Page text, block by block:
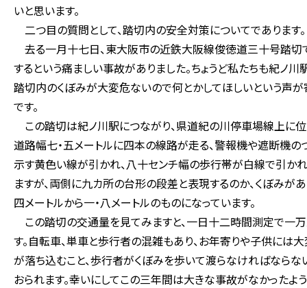
いと思います。
二つ目の質問として、踏切内の安全対策についてであります。
去る一月十七日、東大阪市の近鉄大阪線俊徳道三十号踏切
するという痛ましい事故がありました。ちょうど私たちも紀ノ
踏切内のくぼみが大変危ないので何とかしてほしいという声
です。
この踏切は紀ノ川駅につながり、県道紀の川停車場線上に
道路幅七・五メートルに四本の線路が走る、警報機や遮断機
示す黄色い線が引かれ、八十センチ幅の歩行帯が白線で引か
ますが、両側に九カ所の台形の段差と表現するのか、くぼみが
四メートルから一・八メートルのものになっています。
この踏切の交通量を見てみますと、一日十二時間測定で一
す。自転車、単車と歩行者の混雑もあり、お年寄りや子供には
が落ち込むこと、歩行者がくぼみを歩いて渡らなければなら
おられます。幸いにしてこの三年間は大きな事故がなかったよ